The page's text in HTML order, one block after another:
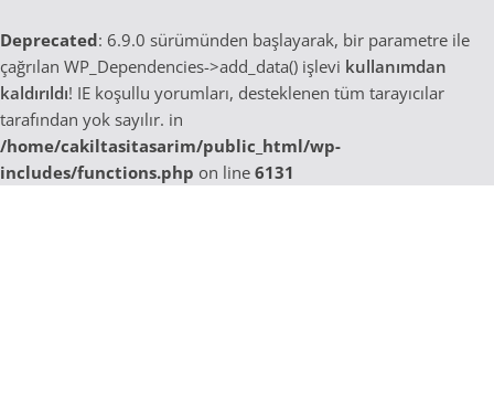
Deprecated: 6.9.0 sürümünden başlayarak, bir parametre ile
çağrılan WP_Dependencies->add_data() işlevi kullanımdan
kaldırıldı! IE koşullu yorumları, desteklenen tüm tarayıcılar
tarafından yok sayılır. in
/home/cakiltasitasarim/public_html/wp-
includes/functions.php on line 6131